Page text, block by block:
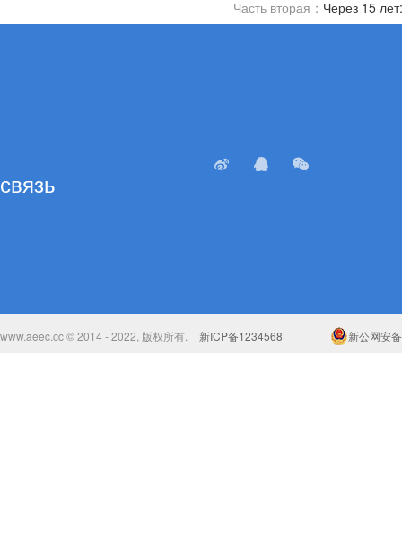
Часть вторая： Через 15
связь
www.aeec.cc © 2014 - 2022, 版权所有. 新ICP备1234568 新公网安